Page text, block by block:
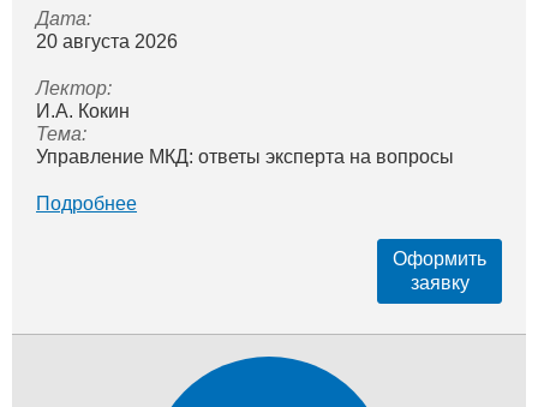
Дата:
20 августа 2026
Лектор:
И.А. Кокин
Тема:
Управление МКД: ответы эксперта на вопросы
Подробнее
Оформить
заявку